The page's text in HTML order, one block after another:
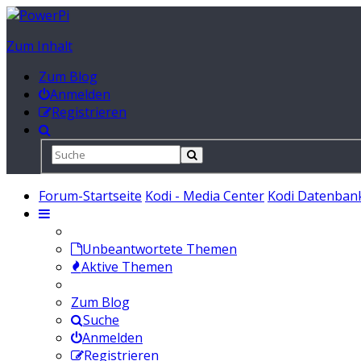
Zum Inhalt
Zum Blog
Anmelden
Registrieren
Forum-Startseite Kodi - Media Center Kodi
Unbeantwortete Themen
Aktive Themen
Zum Blog
Suche
Anmelden
Registrieren